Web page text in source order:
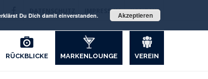
KONTAKT
IMPRESSUM
RÜCKBLICKE MARKENLOUNGE VEREIN
Du Dich damit einverstanden. Akzeptieren